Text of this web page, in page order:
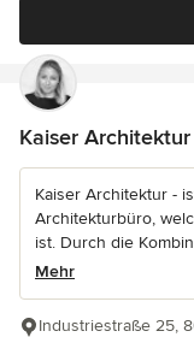
Kaiser Architektur
Kaiser Architektur -
Architekturbüro,
ist. Durch die
Mehr
Industriestraße 25,